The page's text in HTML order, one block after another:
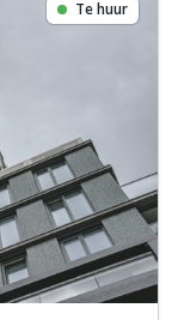
Te huur